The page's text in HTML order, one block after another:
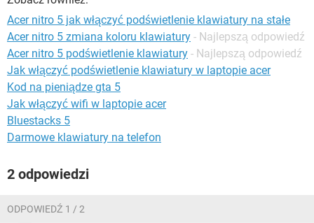
Acer nitro 5 jak włączyć podświetlenie klawiatury na stałe
Acer nitro 5 zmiana koloru klawiatury - Najlepszą odpowiedź
Acer nitro 5 podświetlenie klawiatury - Najlepszą odpowiedź
Jak włączyć podświetlenie klawiatury w laptopie acer
Kod na pieniądze gta 5
Jak włączyć wifi w laptopie acer
Bluestacks 5
Darmowe klawiatury na telefon
2 odpowiedzi
ODPOWIEDŹ 1 / 2